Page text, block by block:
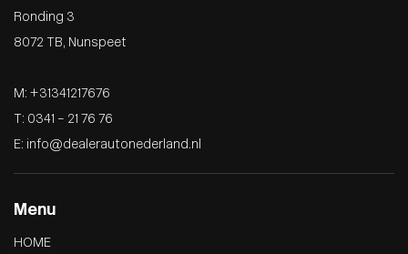
Ronding 3
8072 TB, Nunspeet
M: +31341217676
T: 0341 – 21 76 76
E: info@dealerautonederland.nl
Menu
HOME